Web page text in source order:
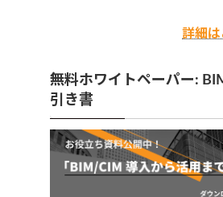
詳細は
無料ホワイトペーパー:
引き書